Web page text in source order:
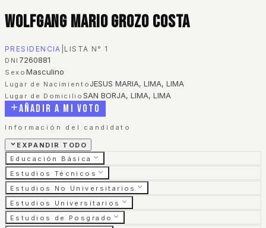
Wolfgang Mario Grozo Costa
PRESIDENCIA LISTA N° 1
DNI 7260881
Sexo Masculino
Lugar de NacimientoJESUS MARIA, LIMA, LIMA
Lugar de Domicilio SAN BORJA, LIMA, LIMA
Añadir a mi voto
Información del candidato
EXPANDIR TODO
Educación Básica
Estudios Técnicos
Estudios No Universitarios
Estudios Universitarios
Estudios de Posgrado